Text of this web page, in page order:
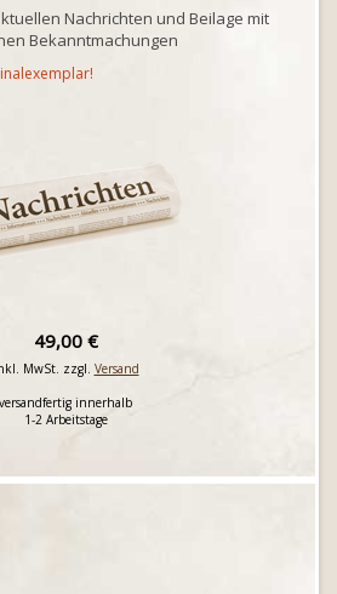
Nachrichten und Beilage mit
Bekanntmachungen
49,00 €
MwSt. zzgl. Versand
versandfertig innerhalb
1-2 Arbeitstage